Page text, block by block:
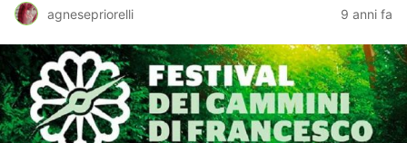
agnesepriorelli 9 anni fa